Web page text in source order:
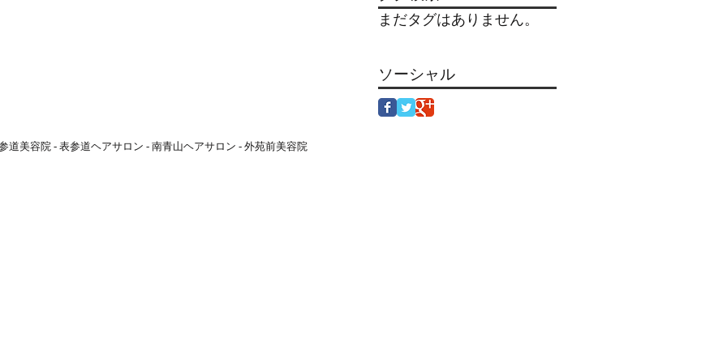
まだタグはありません。
ソーシャル
道美容院 - 表参道ヘアサロン - 南青山ヘアサロン - 外苑前美容院